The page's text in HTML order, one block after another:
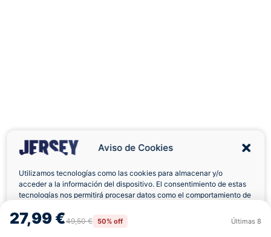
Aviso de Cookies
Utilizamos tecnologías como las cookies para almacenar y/o
acceder a la información del dispositivo. El consentimiento de estas
tecnologías nos permitirá procesar datos como el comportamiento de
retirar el consentimiento, puede afectar negativamente a ciertas
características y funciones.
Rechazar
27,99 €49,50 € 50% off Últimas 8
Envíos a Domicilio Devolución 7 Días